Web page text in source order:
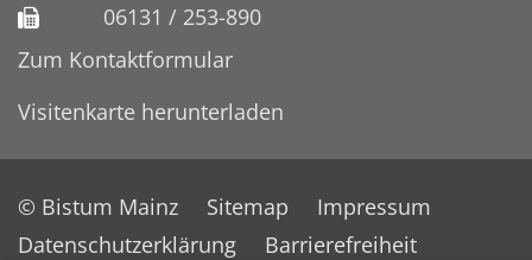
06131 / 253-890
Zum Kontaktformular
Visitenkarte herunterladen
© Bistum Mainz Sitemap
Impressum
Datenschutzerklärung
Barrierefreiheit